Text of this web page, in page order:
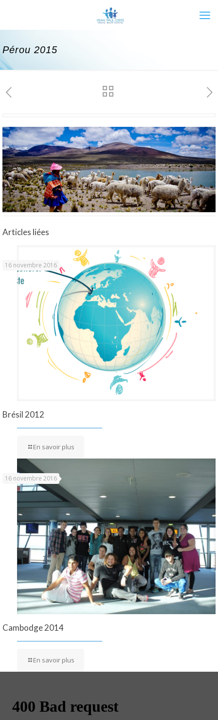
Pérou 2015
Articles liées
16 novembre 2016
Brésil 2012
En savoir plus
16 novembre 2016
Cambodge 2014
En savoir plus